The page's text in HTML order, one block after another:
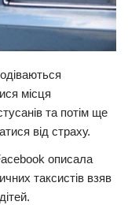
місця
та потім ще
від страху.
описала
таксистів взяв